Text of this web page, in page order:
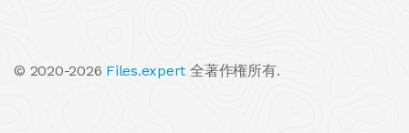
© 2020-2026 Files.expert 全著作権所有.